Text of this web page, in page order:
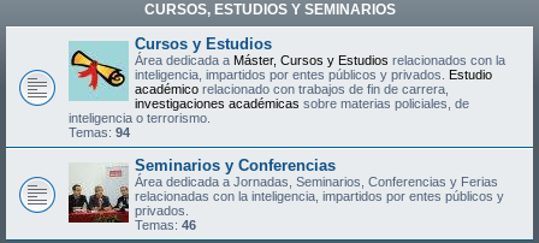
CURSOS, ESTUDIOS Y SEMINARIOS
Cursos y Estudios
Área dedicada a Máster, Cursos y Estudios relacionados con la
inteligencia, impartidos por entes públicos y privados. Estudio
académico relacionado con trabajos de fin de carrera,
investigaciones académicas sobre materias policiales, de
inteligencia o terrorismo.
Temas: 94
Seminarios y Conferencias
Área dedicada a Jornadas, Seminarios, Conferencias y Ferias
relacionadas con la inteligencia, impartidos por entes públicos y
privados.
Temas: 46